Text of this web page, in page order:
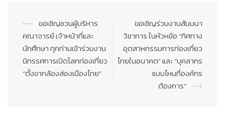
Post
navigation
⟵ ขอเชิญชวนผู้บริหาร
คณาจารย์ เจ้าหน้าที่และ
นักศึกษา ทุกท่านเข้าร่วมงาน
นิทรรศการเปิดโลกท่องเที่ยว
“ตั้งขากล้องส่องเมืองไทย”
ขอเชิญร่วมงานสัมมนา
วิชาการ ในหัวหข้อ “ทิศทาง
อุตสาหกรรมการท่องเที่ยว
ไทยในอนาคต” และ “บุคลากร
แบบไหนที่องค์กร
ต้องการ” ⟶